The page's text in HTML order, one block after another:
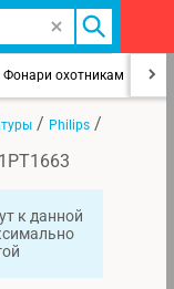
Фонари охотникам
/ Philips /
к данной